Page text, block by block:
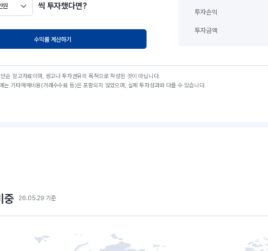
원 원 씩 투자했다면?
수익률 계산하기
투자손익
투자금액
순 참고자료이며, 광고나 투자권유의 목적으로 작성된 것이 아닙니다.
는 기타매매비용(거래수수료 등)은 포함되지 않았으며, 실제 투자성과와 다를 수 있습니다.
중 26.05.29 기준